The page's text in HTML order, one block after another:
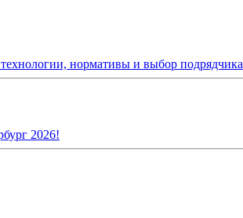
нормативы и выбор подрядчика
2026!